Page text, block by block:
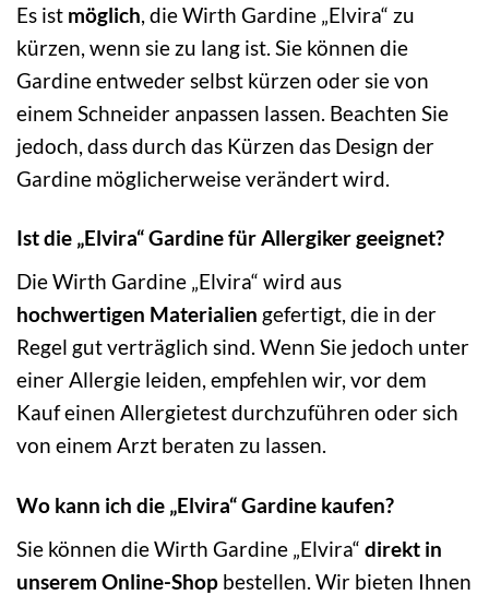
Es ist möglich , die Wirth Gardine „Elvira“ zu
kürzen, wenn sie zu lang ist. Sie können die
Gardine entweder selbst kürzen oder sie von
einem Schneider anpassen lassen. Beachten Sie
jedoch, dass durch das Kürzen das Design der
Gardine möglicherweise verändert wird.
Ist die „Elvira“ Gardine für Allergiker geeignet?
Die Wirth Gardine „Elvira“ wird aus
hochwertigen Materialien gefertigt, die in der
Regel gut verträglich sind. Wenn Sie jedoch unter
einer Allergie leiden, empfehlen wir, vor dem
Kauf einen Allergietest durchzuführen oder sich
von einem Arzt beraten zu lassen.
Wo kann ich die „Elvira“ Gardine kaufen?
Sie können die Wirth Gardine „Elvira“ direkt in
unserem Online-Shop bestellen. Wir bieten Ihnen